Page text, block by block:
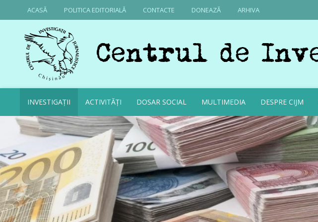
ACASĂ POLITICA EDITORIALĂ CONTACTE DONEAZĂ ARHIVA
INVESTIGAȚII ACTIVITĂȚI DOSAR SOCIAL MULTIMEDIA DESPRE CIJM